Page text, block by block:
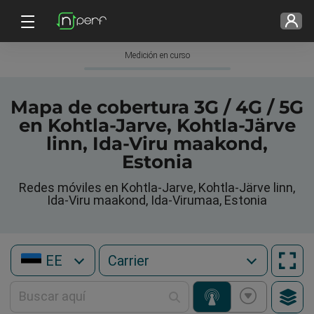
Medición en curso
Mapa de cobertura 3G / 4G / 5G
en Kohtla-Jarve, Kohtla-Järve
linn, Ida-Viru maakond,
Estonia
Redes móviles en Kohtla-Jarve, Kohtla-Järve linn,
Ida-Viru maakond, Ida-Virumaa, Estonia
EE